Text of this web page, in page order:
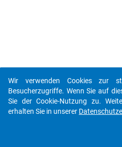
Wir verwenden Cookies zur
Besucherzugriffe. Wenn Sie auf
Sie der Cookie-Nutzung zu.
erhalten Sie in unserer